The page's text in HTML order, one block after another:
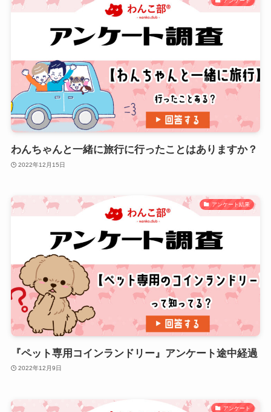
わんちゃんと一緒に旅行に行ったことはありますか？
2022年12月15日
アンケート結果
『ペット専用コインランドリー』アンケート途中経過
2022年12月9日
アンケート